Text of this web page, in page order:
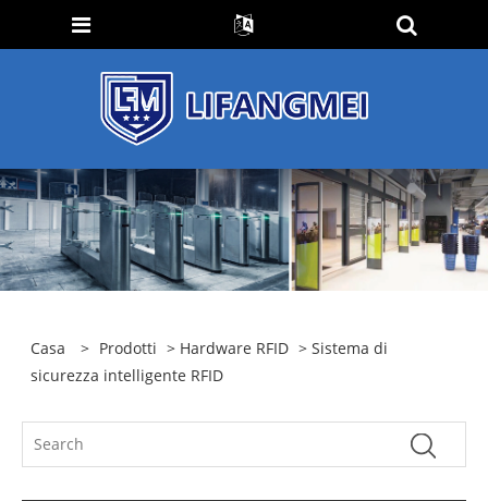
Casa > Prodotti > Hardware RFID > Sistema di
sicurezza intelligente RFID